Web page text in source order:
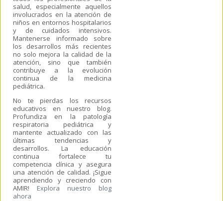
salud, especialmente aquellos
involucrados en la atención de
niños en entornos hospitalarios
y de cuidados intensivos.
Mantenerse informado sobre
los desarrollos más recientes
no solo mejora la calidad de la
atención, sino que también
contribuye a la evolución
continua de la medicina
pediátrica.
No te pierdas los recursos
educativos en nuestro blog.
Profundiza en la patología
respiratoria pediátrica y
mantente actualizado con las
últimas tendencias y
desarrollos. La educación
continua fortalece tu
competencia clínica y asegura
una atención de calidad. ¡Sigue
aprendiendo y creciendo con
AMIR! Explora nuestro blog
ahora